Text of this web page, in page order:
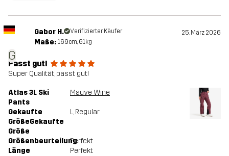
G
Gabor H. Verifizierter Käufer 25. März 2026
Maße: 169cm, 61kg
Passt gut!
Super Qualität, passt gut!
Atlas 3L Ski
Pants
Mauve Wine
Gekaufte
GrößeGekaufte
Größe
L, Regular
GrößenbeurteilungPerfekt
Länge
Perfekt